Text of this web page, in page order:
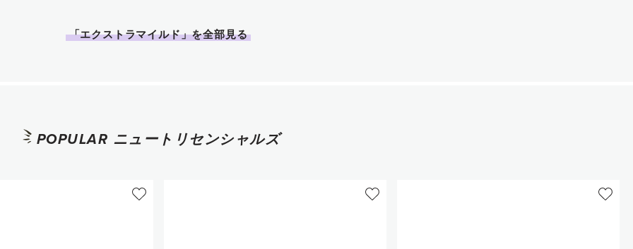
カートに追加 カートに追加
「エクストラマイルド」を全部見る
POPULAR ニュートリセンシャルズ